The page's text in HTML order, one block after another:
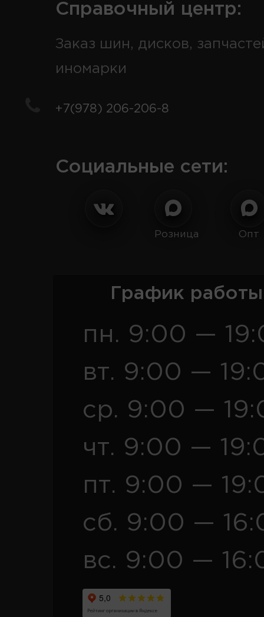
Справочный центр:
Заказ шин, дисков,
иномарки
+7(978) 206-206-8
Социальные сети:
Розница Опт
График
пн. 9:00 —
вт. 9:00 —
ср. 9:00 —
чт. 9:00 —
пт. 9:00 —
сб. 9:00 —
вс. 9:00 —